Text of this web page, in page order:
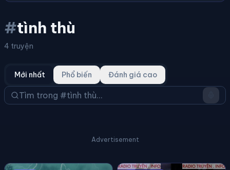
#tình thù
4 truyện
Mới nhất Phổ biến Đánh giá cao
Advertisement